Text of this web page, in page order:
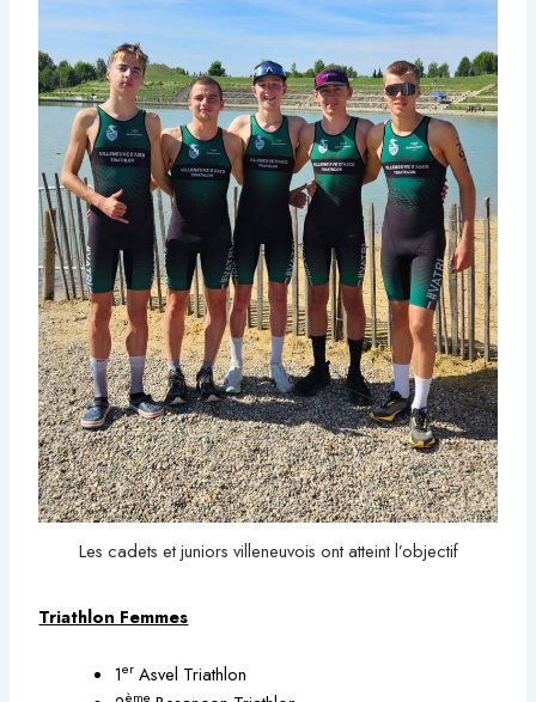
Les cadets et juniors villeneuvois ont atteint l’objectif
Triathlon Femmes
1er Asvel Triathlon
ème